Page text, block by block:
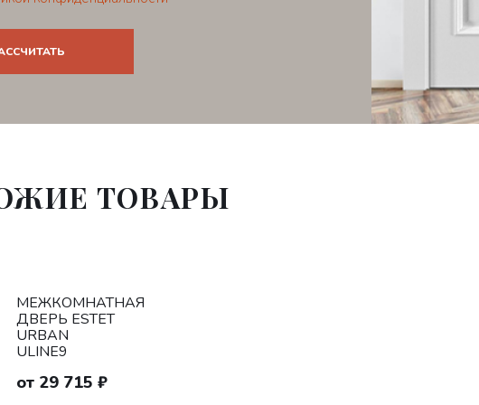
ТОВАРЫ
МЕЖКОМНАТНАЯ
ДВЕРЬ ESTET
URBAN
ULINE9
от 29 715 ₽